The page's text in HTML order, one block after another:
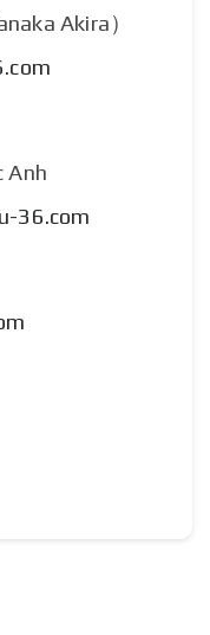
Akira）
Anh
36.com